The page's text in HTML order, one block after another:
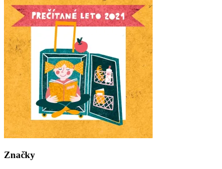
Značky